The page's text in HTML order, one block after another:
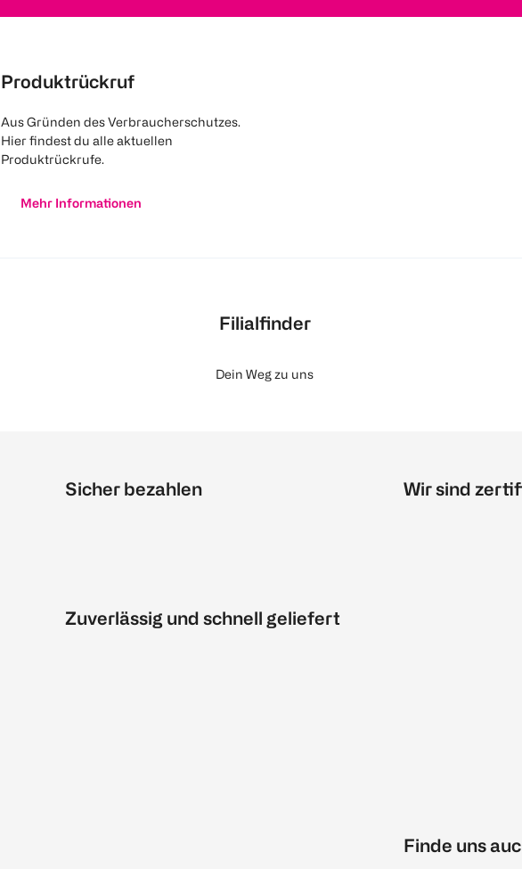
Produktrückruf
Aus Gründen des Verbraucherschutzes.
Hier findest du alle aktuellen
Produktrückrufe.
Mehr Informationen
Filialfinder
Dein Weg zu uns
Sicher bezahlen
Zuverlässig und schnell geliefert
Wir sind
Finde uns